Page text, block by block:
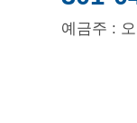
예금주 :